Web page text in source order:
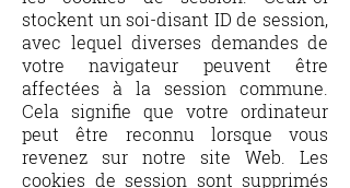
stockent un soi-disant ID de session,
avec lequel diverses demandes de
votre navigateur peuvent être
affectées à la session commune.
Cela signifie que votre ordinateur
peut être reconnu lorsque vous
revenez sur notre site Web. Les
cookies de session sont supprimés